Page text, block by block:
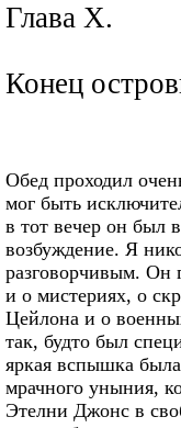
Глава X.
Конец
Обед проходил
мог быть
в тот вечер он был
возбуждение. Я
разговорчивым. Он
и о мистериях, о
Цейлона и о
так, будто был
яркая вспышка
мрачного уныния,
Этелни Джонс в